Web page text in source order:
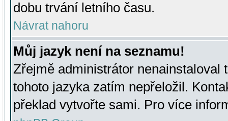
dobu trvání letního času.
Návrat nahoru
Můj jazyk není na seznamu!
Zřejmě administrátor nenainstaloval
tohoto jazyka zatím nepřeložil.
překlad vytvořte sami. Pro více